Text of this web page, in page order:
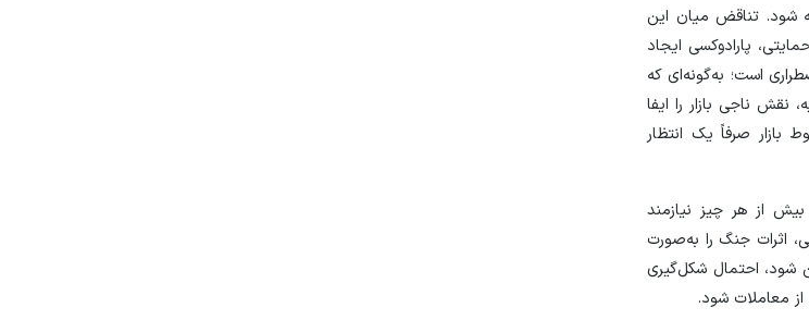
شود. تناقض میان این
پارادوکسی ایجاد
است؛ به‌گونه‌ای که
ناجی بازار را ایفا
بازار صرفاً یک انتظار
بازار سرمایه در روز سه‌شنبه ۲۹ اردیبهشت، بیش از هر چیز نیازمند
اثرات جنگ را به‌صورت
شود، احتمال شکل‌گیری
از معاملات شود.